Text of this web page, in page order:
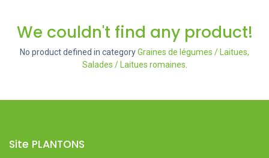
We couldn't find any product!
No product defined in categoryGraines de légumes / Laitues,
Salades / Laitues romaines
Site PLANTONS